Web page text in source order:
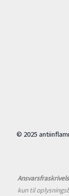
© 2025
kun til